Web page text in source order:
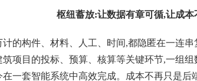
枢纽蓄放:让数据有章可循,让成本
的构件、材料、人工、时间,都隐匿在一连
项目的投标、预算、核算等关键环节,一组
一套智能系统中高效完成。成本不再只是